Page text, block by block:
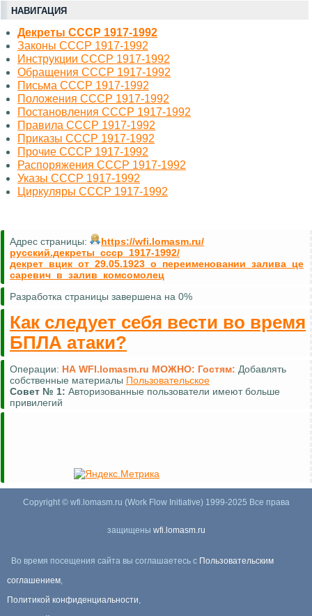
НАВИГАЦИЯ
Декреты СССР 1917-1992
Законы СССР 1917-1992
Инструкции СССР 1917-1992
Обращения СССР 1917-1992
Письма СССР 1917-1992
Положения СССР 1917-1992
Постановления СССР 1917-1992
Правила СССР 1917-1992
Приказы СССР 1917-1992
Прочие СССР 1917-1992
Распоряжения СССР 1917-1992
Указы СССР 1917-1992
Циркуляры СССР 1917-1992
Адрес страницы:
https://wfi.lomasm.ru/
русский.декреты_ссср_1917-1992/
декрет_вцик_от_29.05.1923_о_переименовании_залива_це
саревич_в_залив_комсомолец
Разработка страницы завершена на 0%
Как следует себя вести во время
БПЛА атаки?
Операции: НА WFI.lomasm.ru МОЖНО: Гостям: Добавлять
собственные материалы Пользовательское
Совет № 1: Авторизованные пользователи имеют больше
привилегий
Copyright © wfi.lomasm.ru (Work Flow Initiative) 1999-2025 Все права
защищены wfi.lomasm.ru
Во время посещения сайта вы соглашаетесь с Пользовательским
соглашением,
Политикой конфиденциальности,